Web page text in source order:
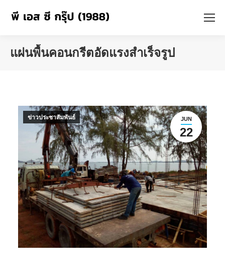
แผ่นพื้นคอนกรีตอัดแรงสำเร็จรูป
JUN
22
ข่าวประชาสัมพันธ์